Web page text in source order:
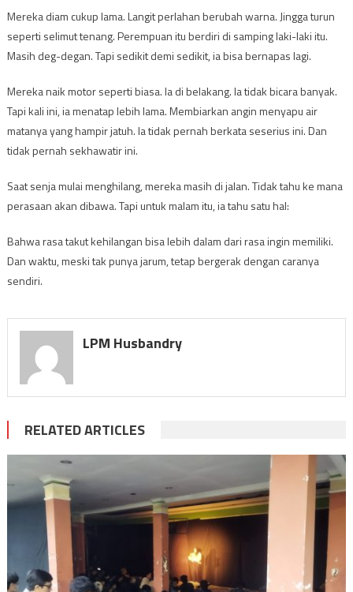
Mereka diam cukup lama. Langit perlahan berubah warna. Jingga turun
seperti selimut tenang. Perempuan itu berdiri di samping laki-laki itu.
Masih deg-degan. Tapi sedikit demi sedikit, ia bisa bernapas lagi.
Mereka naik motor seperti biasa. Ia di belakang. Ia tidak bicara banyak.
Tapi kali ini, ia menatap lebih lama. Membiarkan angin menyapu air
matanya yang hampir jatuh. Ia tidak pernah berkata seserius ini. Dan
tidak pernah sekhawatir ini.
Saat senja mulai menghilang, mereka masih di jalan. Tidak tahu ke mana
perasaan akan dibawa. Tapi untuk malam itu, ia tahu satu hal:
Bahwa rasa takut kehilangan bisa lebih dalam dari rasa ingin memiliki.
Dan waktu, meski tak punya jarum, tetap bergerak dengan caranya
sendiri.
LPM Husbandry
RELATED ARTICLES